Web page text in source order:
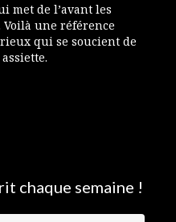
met de l’avant les
une référence
qui se soucient de
chaque semaine !